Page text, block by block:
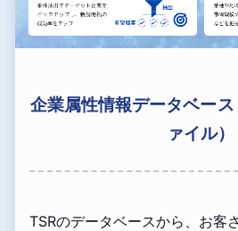
企業属性情報データベー
ァイル）
TSRのデータベースから、お客